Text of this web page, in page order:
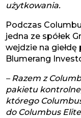
użytkowania.
Podczas
jedna ze spółek
wejdzie na
Blumerang
– Razem z
pakietu
którego
do Columbus